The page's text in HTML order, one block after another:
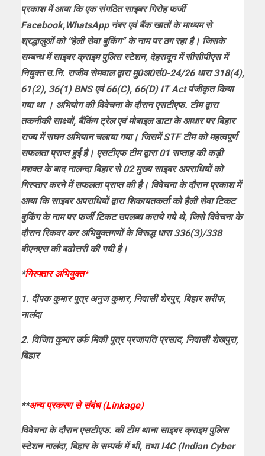
प्रकाश में आया कि एक संगठित साइबर गिरोह फर्जी
Facebook,WhatsApp नंबर एवं बैंक खातों के माध्यम से
श्रद्धालुओं को “हेली सेवा बुकिंग” के नाम पर ठग रहा है। जिसके
सम्बन्ध में साइबर क्राइम पुलिस स्टेशन, देहरादून में सीसीपीएस में
नियुक्त उ.नि. राजीव सेमवाल द्वारा मु0अ0सं0-24/26 धारा 318(4),
61(2), 36(1) BNS एवं 66(C), 66(D) IT Act पंजीकृत किया
गया था । अभियोग की विवेचना के दौरान एसटीएफ. टीम द्वारा
तकनीकी साक्ष्यों, बैंकिंग ट्रेल एवं मोबाइल डाटा के आधार पर बिहार
राज्य में सघन अभियान चलाया गया। जिसमें STF टीम को महत्वपूर्ण
सफलता प्राप्त हुई है। एसटीएफ टीम द्वारा 01 सप्ताह की कड़ी
मशक्त के बाद नालन्दा बिहार से 02 मुख्य साइबर अपराधियों को
गिरप्तार करने में सफलता प्राप्त की है। विवेचना के दौरान प्रकाश में
आया कि साइबर अपराधियों द्वारा शिकायतकर्ता को हैली सेवा टिकट
बुकिंग के नाम पर फर्जी टिकट उपलब्ध कराये गये थे, जिसे विवेचना के
दौरान रिकवर कर अभियुक्तगणों के विरूद्ध धारा 336(3)/338
बीएनएस की बढोत्तरी की गयी है।
*गिरफ्तार अभियुक्त*
1. दीपक कुमार पुत्र अनुज कुमार, निवासी शेरपुर, बिहार शरीफ,
नालंदा
2. विजित कुमार उर्फ मिकी पुत्र प्रजापति प्रसाद, निवासी शेखपुरा,
बिहार
**अन्य प्रकरण से संबंध (Linkage)
विवेचना के दौरान एसटीएफ. की टीम थाना साइबर क्राइम पुलिस
स्टेशन नालंदा, बिहार के सम्पर्क में थी, तथा I4C (Indian Cyber